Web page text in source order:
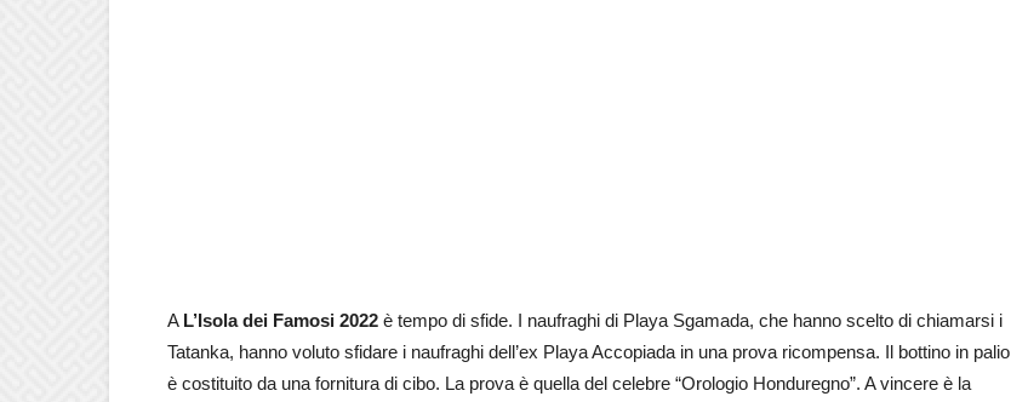
A L’Isola dei Famosi 2022 è tempo di sfide. I naufraghi di Playa Sgamada, che hanno scelto di chiamarsi i
Tatanka, hanno voluto sfidare i naufraghi dell’ex Playa Accopiada in una prova ricompensa. Il bottino in palio
è costituito da una fornitura di cibo. La prova è quella del celebre “Orologio Honduregno”. A vincere è la